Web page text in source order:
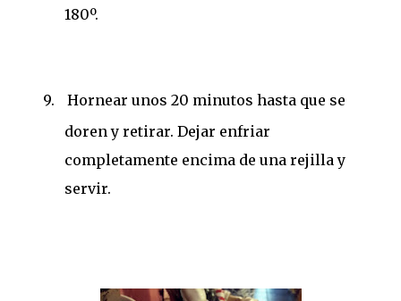
180º.
9.
Hornear unos 20 minutos hasta que se
doren y retirar. Dejar enfriar
completamente encima de una rejilla y
servir.